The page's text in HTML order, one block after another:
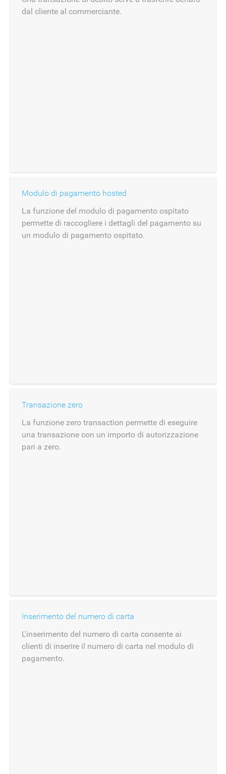
dal cliente al commerciante.
Modulo di pagamento hosted
La funzione del modulo di pagamento ospitato
permette di raccogliere i dettagli del pagamento su
un modulo di pagamento ospitato.
Transazione zero
La funzione zero transaction permette di eseguire
una transazione con un importo di autorizzazione
pari a zero.
Inserimento del numero di carta
L'inserimento del numero di carta consente ai
clienti di inserire il numero di carta nel modulo di
pagamento.